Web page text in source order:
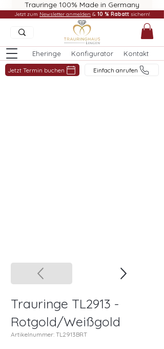
Trauringe 100% Made in Germany
Eheringe Konfigurator Kontakt
Jetzt Termin buchen Einfach anrufen
Jetzt zum Newsletter anmelden & 10 % Rabatt sichern!
Trauringe TL2913 -
Rotgold/Weißgold
Artikelnummer: TL2913BRT